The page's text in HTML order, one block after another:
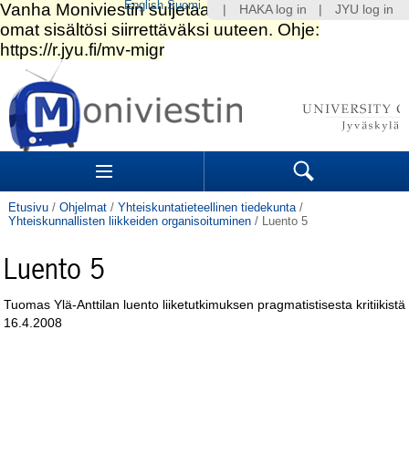
Siirry
sisältöön.
|
Siirry
navigointiin
Sections Search
Etusivu / Ohjelmat / Yhteiskuntatieteellinen tiedekunta /
Yhteiskunnallisten liikkeiden organisoituminen / Luento 5
Luento 5
Tuomas Ylä-Anttilan luento liiketutkimuksen pragmatistisesta kritiikistä
16.4.2008
HAKA log in JYU log in
English Suomi